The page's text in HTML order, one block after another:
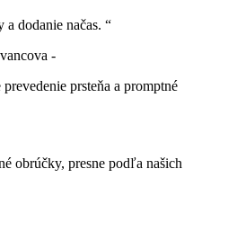
a dodanie načas. “
-
prsteňa a promptné
obrúčky, presne podľa našich